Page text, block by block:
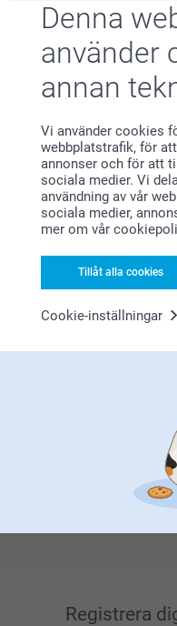
Denna
använder
annan
Vi använder cookies
webbplatstrafik, för
annonser och för att
sociala medier. Vi
användning av vår
sociala medier,
mer om vår
Tillåt alla cookies
Cookie-inställningar
Nöjd
Bonus
Letar du
Registrera